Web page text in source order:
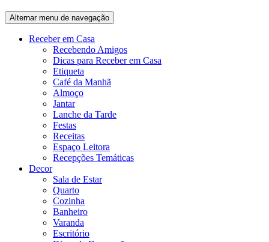
Alternar menu de navegação
Receber em Casa
Recebendo Amigos
Dicas para Receber em Casa
Etiqueta
Café da Manhã
Almoço
Jantar
Lanche da Tarde
Festas
Receitas
Espaço Leitora
Recepções Temáticas
Decor
Sala de Estar
Quarto
Cozinha
Banheiro
Varanda
Escritório